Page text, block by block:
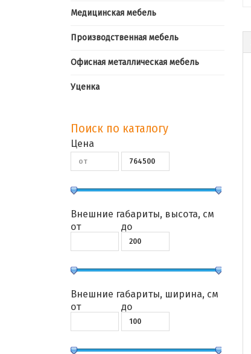
Медицинская мебель
Производственная мебель
Офисная металлическая мебель
Уценка
Поиск по каталогу
Цена
Внешние габариты, высота, см
от
до
Внешние габариты, ширина, см
от
до